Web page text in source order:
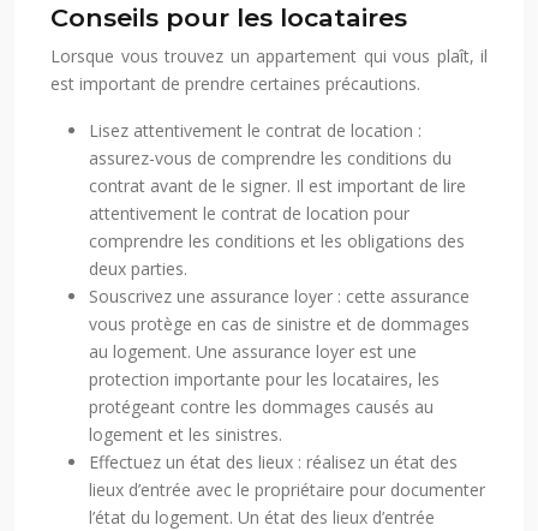
Conseils pour les locataires
Lorsque vous trouvez un appartement qui vous plaît, il
est important de prendre certaines précautions.
Lisez attentivement le contrat de location :
assurez-vous de comprendre les conditions du
contrat avant de le signer. Il est important de lire
attentivement le contrat de location pour
comprendre les conditions et les obligations des
deux parties.
Souscrivez une assurance loyer : cette assurance
vous protège en cas de sinistre et de dommages
au logement. Une assurance loyer est une
protection importante pour les locataires, les
protégeant contre les dommages causés au
logement et les sinistres.
Effectuez un état des lieux : réalisez un état des
lieux d’entrée avec le propriétaire pour documenter
l’état du logement. Un état des lieux d’entrée